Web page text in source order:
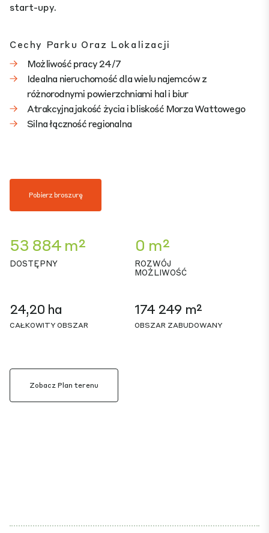
start-upy.
Cechy Parku Oraz Lokalizacji
Możliwość pracy 24/7
Idealna nieruchomość dla wielu najemców z
różnorodnymi powierzchniami hal i biur
Atrakcyjna jakość życia i bliskość Morza Wattowego
Silna łączność regionalna
Pobierz broszurę
53 884 m²
DOSTĘPNY
0 m²
ROZWÓJ
MOŻLIWOŚĆ
24,20 ha
CAŁKOWITY OBSZAR
174 249 m²
OBSZAR ZABUDOWANY
Zobacz Plan terenu